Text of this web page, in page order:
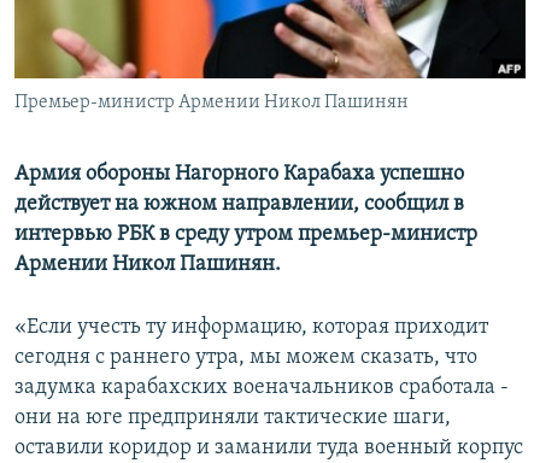
Հայերեն
English
Все сайты Радио Азатутюн
Премьер-министр Армении Никол Пашинян
Армия обороны Нагорного Карабаха успешно
действует на южном направлении, сообщил в
интервью РБК в среду утром премьер-министр
Армении Никол Пашинян.
«Если учесть ту информацию, которая приходит
сегодня с раннего утра, мы можем сказать, что
задумка карабахских военачальников сработала -
они на юге предприняли тактические шаги,
оставили коридор и заманили туда военный корпус